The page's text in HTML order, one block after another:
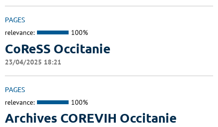
PAGES
relevance: 100%
CoReSS Occitanie
23/04/2025 18:21
PAGES
relevance: 100%
Archives COREVIH Occitanie